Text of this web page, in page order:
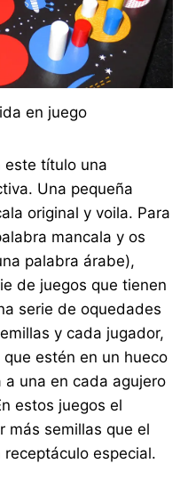
en juego
este título una
Una pequeña
original y voila. Para
mancala y os
palabra árabe),
de juegos que tienen
serie de oquedades
y cada jugador,
estén en un hueco
una en cada agujero
estos juegos el
más semillas que el
especial.